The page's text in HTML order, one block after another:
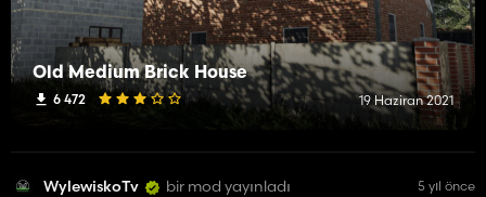
Old Medium Brick House
6 472 19 Haziran 2021
WylewiskoTv bir mod yayınladı 5 yıl önce